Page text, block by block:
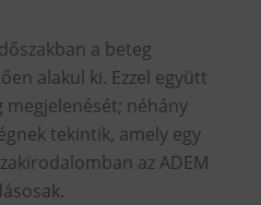
a beteg
alakul ki. Ezzel együtt
néhány
tekintik, amely egy
az ADEM